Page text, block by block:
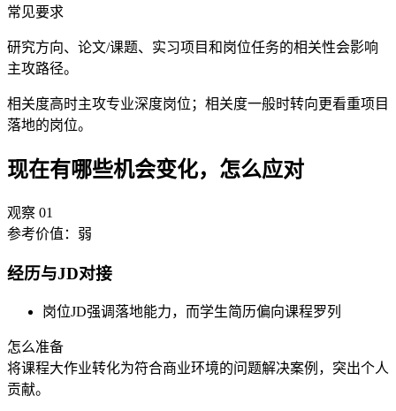
常见要求
研究方向、论文/课题、实习项目和岗位任务的相关性会影响
主攻路径。
相关度高时主攻专业深度岗位；相关度一般时转向更看重项目
落地的岗位。
现在有哪些机会变化，怎么应对
观察 01
参考价值： 弱
经历与JD对接
岗位JD强调落地能力，而学生简历偏向课程罗列
怎么准备
将课程大作业转化为符合商业环境的问题解决案例，突出个人
贡献。